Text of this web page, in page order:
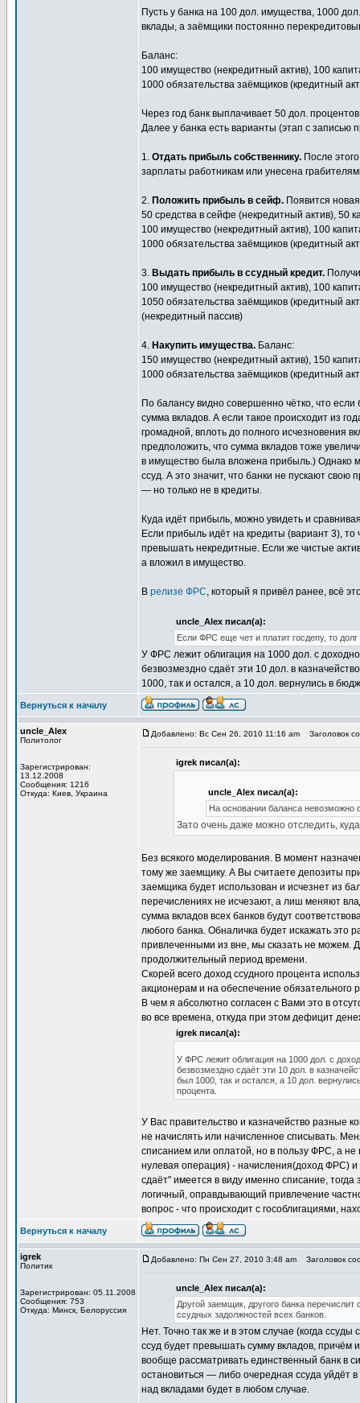
Пусть у банка на 100 дол. имущества, 1000
вклады, а заёмщики постоянно
Баланс:
100 имущество (некредитный актив), 100
1000 обязательства заёмщиков (кредитный
Через год банк выплачивает 50 дол.
Далее у банка есть варианты (этап с записью
1. Отдать прибыль собственнику. После
зарплаты работникам или унесена
2. Положить прибыль в сейф. Появится
50 средства в сейфе (некредитный актив), 50
100 имущество (некредитный актив), 100
1000 обязательства заёмщиков (кредитный
3. Выдать прибыль в ссудный кредит.
100 имущество (некредитный актив), 100
1050 обязательства заёмщиков (кредитный
(некредитный пассив)
4. Накупить имущества. Баланс:
150 имущество (некредитный актив), 150
1000 обязательства заёмщиков (кредитный
По балансу видно совершенно чётко, что
сумма вкладов. А если такое происходит из
громадной, вплоть до полного исчезновения
предположить, что сумма вкладов тоже
в имущество была вложена прибыль.) Однако
ссуд. А это значит, что банки не пускают
— но только не в кредиты.
Куда идёт прибыль, можно увидеть и
Если прибыль идёт на кредиты (вариант 3),
превышать некредитные. Если же чистые
а вложил в имущество.
В релизе ФРС, который я привёл ранее, всё
uncle_Alex писал(а):
Если ФРС еще чет и платит госдепу, то
У ФРС лежит облигация на 1000 дол. с
безвозмездно сдаёт эти 10 дол. в
1000, так и остался, а 10 дол. вернулись в
Вернуться к началу
uncle_Alex
Политолог
Зарегистрирован:
13.12.2008
Сообщения: 1216
Откуда: Киев, Украина
Добавлено: Вс Сен 26, 2010 11:16 am Заголовок
igrek писал(а):
uncle_Alex писал(а):
На основании баланса невозможно
Зато очень даже можно отследить,
Без всякого моделирования. В момент
тому же заемщику. А Вы считаете депозиты
заемщика будет использован и исчезнет из
перечислениях не исчезают, а лиш меняют
сумма вкладов всех банков будут
любого банка. Обналичка будет искажать это
привлеченными из вне, мы сказать не можем.
продолжительный период времени.
Скорей всего доход ссудного процента
акционерам и на обеспечение обязательного
В чем я абсолютно согласен с Вами это в
во все времена, откуда при этом дефицит
igrek писал(а):
У ФРС лежит облигация на 1000 дол. с
безвозмездно сдаёт эти 10 дол. в
был 1000, так и остался, а 10 дол.
процента.
У Вас правительство и казначейство разные
не начислять или начисленное списывать.
списанием или оплатой, но в пользу ФРС, а не
нулевая операция) - начисления(доход ФРС)
сдаёт" имеется в виду именно списание,
логичный, оправдывающий привлечение
вопрос - что происходит с гособлигациями,
Вернуться к началу
igrek
Политик
Зарегистрирован: 05.11.2008
Сообщения: 753
Откуда: Минск, Белоруссия
Добавлено: Пн Сен 27, 2010 3:48 am Заголовок
uncle_Alex писал(а):
Другой заемщик, другого банка
ссудных задолжностей всех банков.
Нет. Точно так же и в этом случае (когда
ссуд будет превышать сумму вкладов, причём
вообще рассматривать единственный банк в
остановиться — либо очередная ссуда уйдёт
над вкладами будет в любом случае.